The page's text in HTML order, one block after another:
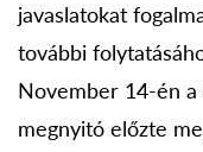
javaslatokat
további
November 14-én a
megnyitó előzte